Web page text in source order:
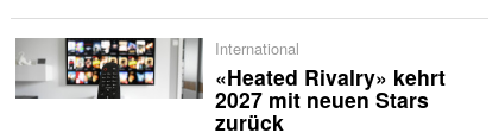
International
«Heated Rivalry» kehrt
2027 mit neuen Stars
zurück